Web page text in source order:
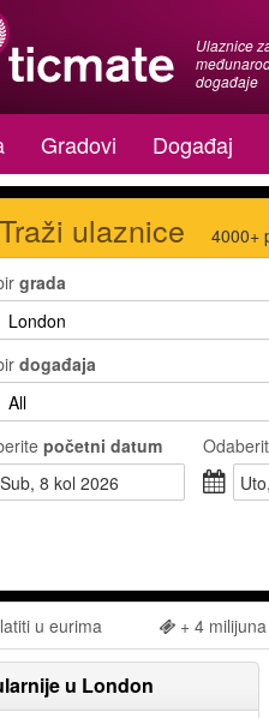
Ulaznice
događaje
Gradovi Događaj
Traži ulaznice
4000+
grada
događaja
početni datum
sub, 8 kol 2026
u eurima + 4
u London